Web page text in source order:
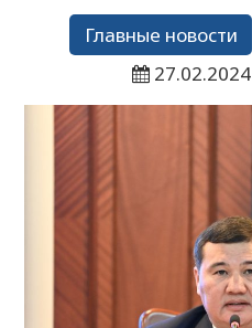
Главные новости
27.02.2024